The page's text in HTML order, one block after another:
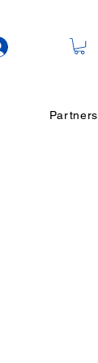
ログイン
Partners